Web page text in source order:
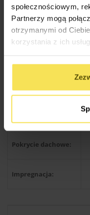
społecznościowym,
Partnerzy mogą
otrzymanymi od
korzystania z ich
Słupy nośne:
Wysokość słupów:
Pokrycie dachowe:
Impregnacja: